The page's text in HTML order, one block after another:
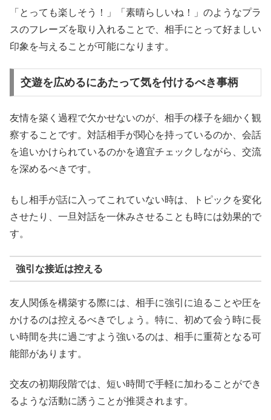
「とっても楽しそう！」「素晴らしいね！」のようなプラ
スのフレーズを取り入れることで、相手にとって好ましい
印象を与えることが可能になります。
交遊を広めるにあたって気を付けるべき事柄
友情を築く過程で欠かせないのが、相手の様子を細かく観
察することです。対話相手が関心を持っているのか、会話
を追いかけられているのかを適宜チェックしながら、交流
を深めるべきです。
もし相手が話に入ってこれていない時は、トピックを変化
させたり、一旦対話を一休みさせることも時には効果的で
す。
強引な接近は控える
友人関係を構築する際には、相手に強引に迫ることや圧を
かけるのは控えるべきでしょう。特に、初めて会う時に長
い時間を共に過ごすよう強いるのは、相手に重荷となる可
能部があります。
交友の初期段階では、短い時間で手軽に加わることができ
るような活動に誘うことが推奨されます。